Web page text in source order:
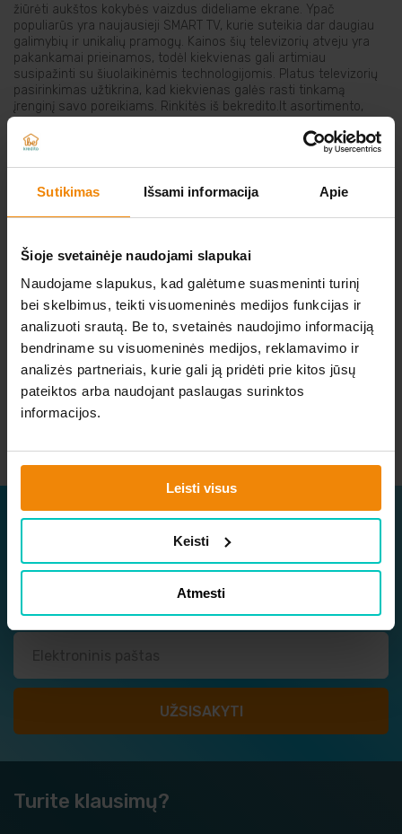
Sutikimas Išsami informacija Apie
Šioje svetainėje naudojami slapukai
Naudojame slapukus, kad galėtume suasmeninti turinį
bei skelbimus, teikti visuomeninės medijos funkcijas ir
analizuoti srautą. Be to, svetainės naudojimo informaciją
bendriname su visuomeninės medijos, reklamavimo ir
analizės partneriais, kurie gali ją pridėti prie kitos jūsų
pateiktos arba naudojant paslaugas surinktos
informacijos.
Leisti visus
Keisti
Atmesti
Elektriniai įrankiai
Auto prekės
Prekės pigiau
žiūrėti aukštos kokybės vaizdus dideliame ekrane. Ypač
populiarūs yra naujausieji SMART TV, kurie suteikia dar daugiau
galimybių ir unikalių pramogų. Kainos šių televizorių atveju yra
pakankamai prieinamos, todėl kiekvienas gali artimiau
susipažinti su šiuolaikinėmis technologijomis. Platus televizorių
pasirinkimas užtikrina, kad kiekvienas galės rasti tinkamą
įrenginį savo poreikiams. Rinkitės iš bekredito.lt asortimento,
užsisakykite už nedidelę mėnesio įmoką!
Atsiųskite norimos prekės nuorodą iš kitos
elektroninės parduotuvės
O MES JUMS JĄ IŠNUOMOSIME.
Parašykite mums
Užsisakykite naujienlaiškį
Sužinokite apie naujausius ir geriausius pasiūlymus
vieni pirmųjų!
Turite klausimų?